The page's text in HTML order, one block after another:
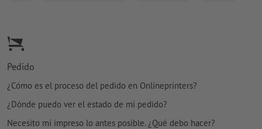
Pedido
¿Cómo es el proceso del pedido en Onlineprinters?
¿Dónde puedo ver el estado de mi pedido?
Necesito mi impreso lo antes posible. ¿Qué debo hacer?